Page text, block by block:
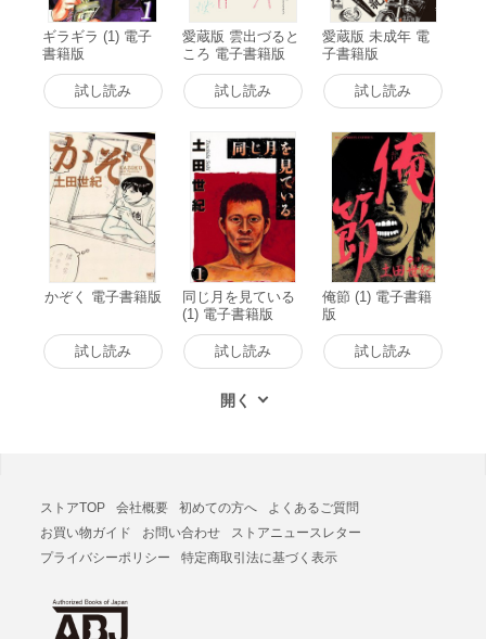
ギラギラ (1) 電子
書籍版
試し読み
愛蔵版 雲出づると
ころ 電子書籍版
試し読み
愛蔵版 未成年 電
子書籍版
試し読み
かぞく 電子書籍版
試し読み
同じ月を見ている
(1) 電子書籍版
試し読み
俺節 (1) 電子書籍
版
試し読み
ストアTOP 会社概要 初めての方へ
よくあるご質問
お買い物ガイド
お問い合わせ
ストアニュースレター
プライバシーポリシー
特定商取引法に基づく表示